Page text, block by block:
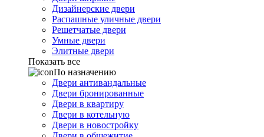
Дизайнерские двери
Распашные уличные двери
Решетчатые двери
Умные двери
Элитные двери
Показать все
По назначению
Двери антивандальные
Двери бронированные
Двери в квартиру
Двери в котельную
Двери в новостройку